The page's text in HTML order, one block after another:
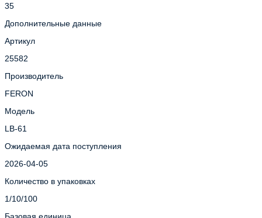
35
Дополнительные данные
Артикул
25582
Производитель
FERON
Модель
LB-61
Ожидаемая дата поступления
2026-04-05
Количество в упаковках
1/10/100